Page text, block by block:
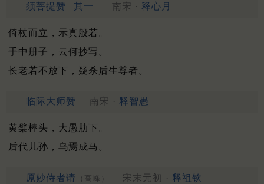
须菩提赞 其一 南宋 · 释心月
倚杖而立，示真般若。
手中册子，云何抄写。
长老若不放下，疑杀后生尊者。
临际大师赞 南宋 · 释智愚
黄檗棒头，大愚肋下。
后代儿孙，乌焉成马。
原妙侍者请 （高峰） 宋末元初 · 释祖钦